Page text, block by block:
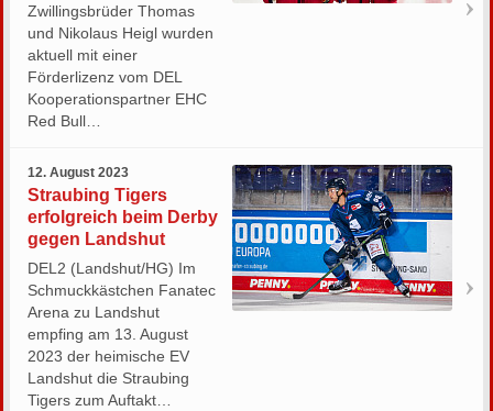
Zwillingsbrüder Thomas
und Nikolaus Heigl wurden
aktuell mit einer
Förderlizenz vom DEL
Kooperationspartner EHC
Red Bull…
12. August 2023
Straubing Tigers
erfolgreich beim Derby
gegen Landshut
DEL2 (Landshut/HG) Im
Schmuckkästchen Fanatec
Arena zu Landshut
empfing am 13. August
2023 der heimische EV
Landshut die Straubing
Tigers zum Auftakt…